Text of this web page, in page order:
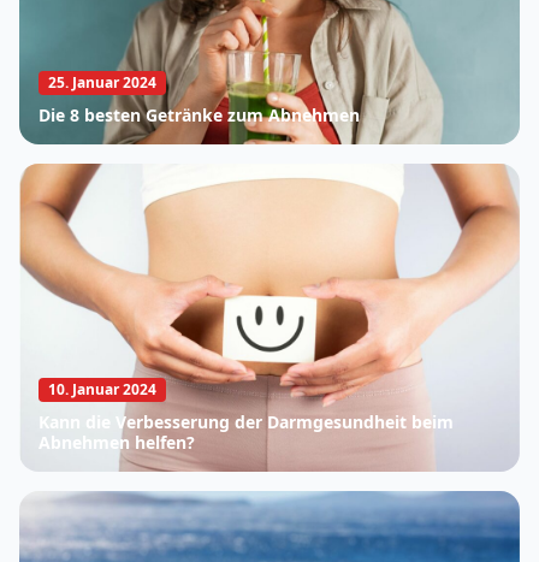
25. Januar 2024
Die 8 besten Getränke zum Abnehmen
10. Januar 2024
Kann die Verbesserung der Darmgesundheit beim
Abnehmen helfen?